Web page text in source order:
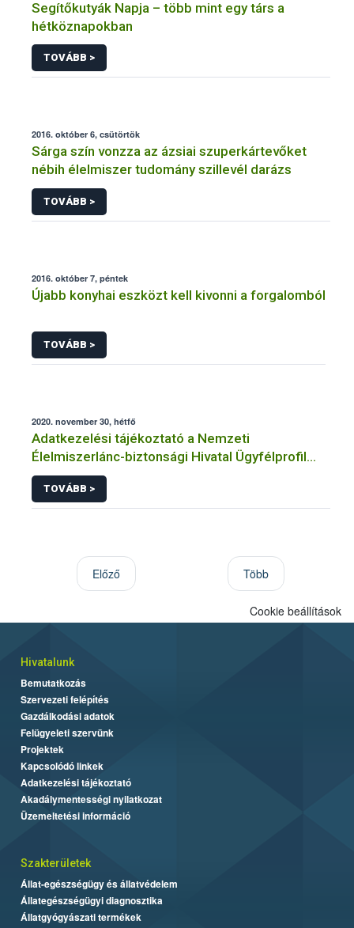
Segítőkutyák Napja – több mint egy társ a
hétköznapokban
TOVÁBB >
2016. október 6, csütörtök
Sárga szín vonzza az ázsiai szuperkártevőket
nébih élelmiszer tudomány szillevél darázs
TOVÁBB >
2016. október 7, péntek
Újabb konyhai eszközt kell kivonni a forgalomból
TOVÁBB >
2020. november 30, hétfő
Adatkezelési tájékoztató a Nemzeti
Élelmiszerlánc-biztonsági Hivatal Ügyfélprofil
Rendszerben állategészségügy témakörben
közhatalmi eljárásaihoz kapcsolódó
adatkezeléséhez
TOVÁBB >
Előző Több
Cookie beállítások
Hivatalunk
Bemutatkozás
Szervezeti felépítés
Gazdálkodási adatok
Felügyeleti szervünk
Projektek
Kapcsolódó linkek
Adatkezelési tájékoztató
Akadálymentességi nyilatkozat
Üzemeltetési információ
Szakterületek
Állat-egészségügy és állatvédelem
Állategészségügyi diagnosztika
Állatgyógyászati termékek